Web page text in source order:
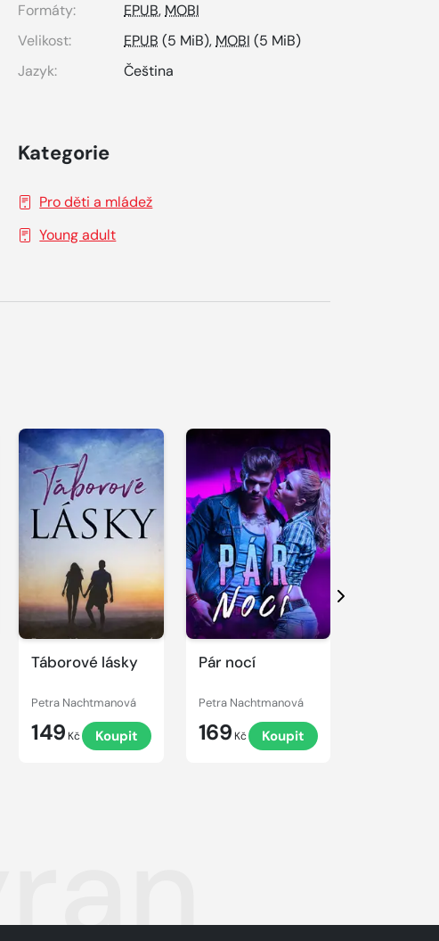
Formáty:
EPUB,MOBI
Velikost:
EPUB (5 MiB),MOBI (5 MiB)
Jazyk:
Čeština
Kategorie
Pro děti a mládež
Young adult
Táborové lásky
Petra Nachtmanová
149 Kč Koupit
Pár nocí
Petra Nachtmanová
169 Kč Koupit
Další